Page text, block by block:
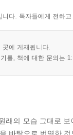
다. 독자들에게 전하
곳에 게재됩니다.
를, 책에 대한 문의는
래의 모습 그대로
바탕으로 번역한